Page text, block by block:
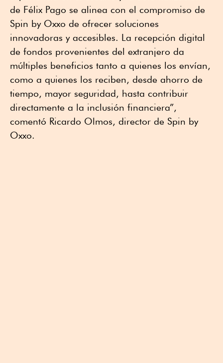
de Félix Pago se alinea con el compromiso de
Spin by Oxxo de ofrecer soluciones
innovadoras y accesibles. La recepción digital
de fondos provenientes del extranjero da
múltiples beneficios tanto a quienes los envían,
como a quienes los reciben, desde ahorro de
tiempo, mayor seguridad, hasta contribuir
directamente a la inclusión financiera”,
comentó Ricardo Olmos, director de Spin by
Oxxo.